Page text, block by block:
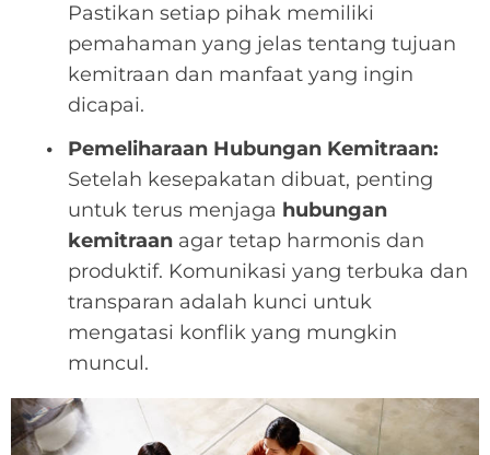
Pastikan setiap pihak memiliki
pemahaman yang jelas tentang tujuan
kemitraan dan manfaat yang ingin
dicapai.
Pemeliharaan Hubungan Kemitraan:
Setelah kesepakatan dibuat, penting
untuk terus menjaga hubungan
kemitraan agar tetap harmonis dan
produktif. Komunikasi yang terbuka dan
transparan adalah kunci untuk
mengatasi konflik yang mungkin
muncul.